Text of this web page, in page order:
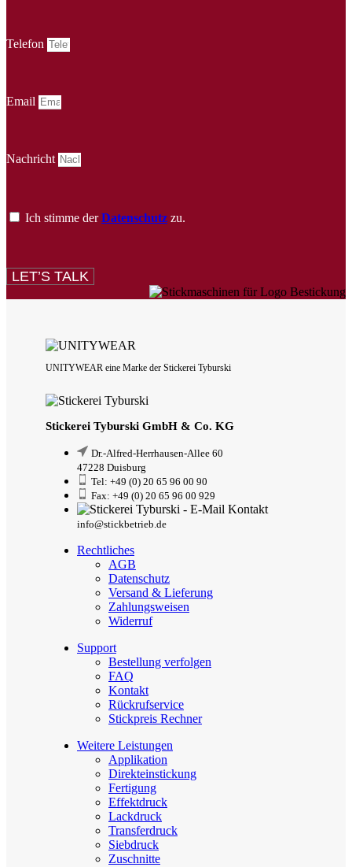
Telefon
Email
Nachricht
Ich stimme derDatenschutz zu.
LET’S TALK
UNITYWEAR eine Marke der Stickerei Tyburski
Stickerei Tyburski GmbH & Co. KG
Dr.-Alfred-Herrhausen-Allee 60
47228 Duisburg
Tel: +49 (0) 20 65 96 00 90
Fax: +49 (0) 20 65 96 00 929
info@stickbetrieb.de
Rechtliches
AGB
Datenschutz
Versand & Lieferung
Zahlungsweisen
Widerruf
Support
Bestellung verfolgen
FAQ
Kontakt
Rückrufservice
Stickpreis Rechner
Weitere Leistungen
Applikation
Direkteinstickung
Fertigung
Effektdruck
Lackdruck
Transferdruck
Siebdruck
Zuschnitte